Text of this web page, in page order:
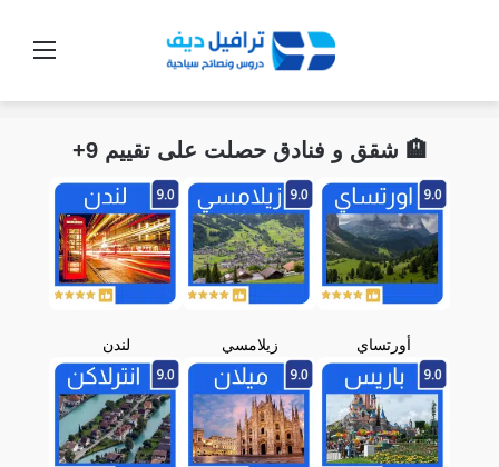
🏨 شقق و فنادق حصلت على تقييم 9+
أورتساي زيلامسي لندن